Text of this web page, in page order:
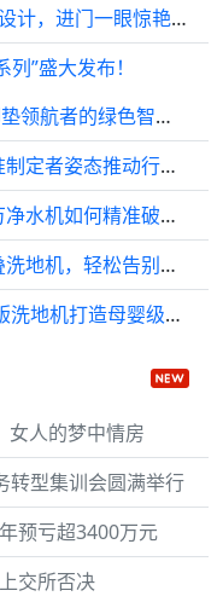
全友家居案例丨8款超绝创意玄关设计，进门一眼惊艳！
”盛大发布！
专访西坊正选创始人闫哲：TPE脚垫领航者的绿色智造之路
添可洗地机销量全球第一，以标准制定者姿态推动行业高质量发展
从气泡自由到活泉制冰：添可饮万净水机如何精准破局高端净水市场
能折叠，可躺平！添可芙万小折叠洗地机，轻松告别清洁痛点
躺平蒸汽洗地 添可芙万极客蒸汽版洗地机打造母婴级舒适清洁体验
女人的梦中情房
转型集训会圆满举行
预亏超3400万元
交所否决